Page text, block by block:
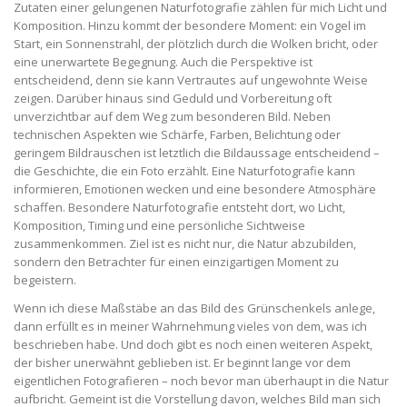
Zutaten einer gelungenen Naturfotografie zählen für mich Licht und
Komposition. Hinzu kommt der besondere Moment: ein Vogel im
Start, ein Sonnenstrahl, der plötzlich durch die Wolken bricht, oder
eine unerwartete Begegnung. Auch die Perspektive ist
entscheidend, denn sie kann Vertrautes auf ungewohnte Weise
zeigen. Darüber hinaus sind Geduld und Vorbereitung oft
unverzichtbar auf dem Weg zum besonderen Bild. Neben
technischen Aspekten wie Schärfe, Farben, Belichtung oder
geringem Bildrauschen ist letztlich die Bildaussage entscheidend –
die Geschichte, die ein Foto erzählt. Eine Naturfotografie kann
informieren, Emotionen wecken und eine besondere Atmosphäre
schaffen. Besondere Naturfotografie entsteht dort, wo Licht,
Komposition, Timing und eine persönliche Sichtweise
zusammenkommen. Ziel ist es nicht nur, die Natur abzubilden,
sondern den Betrachter für einen einzigartigen Moment zu
begeistern.
Wenn ich diese Maßstäbe an das Bild des Grünschenkels anlege,
dann erfüllt es in meiner Wahrnehmung vieles von dem, was ich
beschrieben habe. Und doch gibt es noch einen weiteren Aspekt,
der bisher unerwähnt geblieben ist. Er beginnt lange vor dem
eigentlichen Fotografieren – noch bevor man überhaupt in die Natur
aufbricht. Gemeint ist die Vorstellung davon, welches Bild man sich